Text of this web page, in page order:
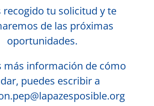
recogido tu solicitud y te
de las próximas
oportunidades.
más información de cómo
puedes escribir a